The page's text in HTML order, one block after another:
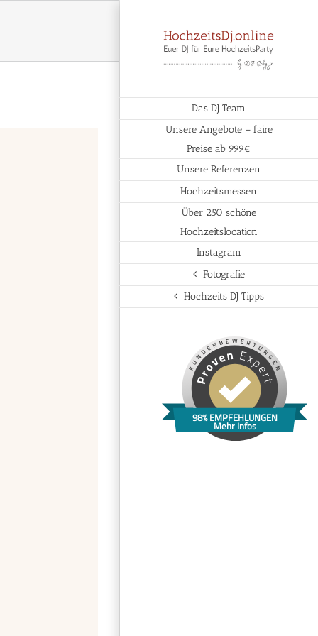
Das DJ Team
Unsere Angebote – faire
Preise ab 999€
Unsere Referenzen
Hochzeitsmessen
Über 250 schöne
Hochzeitslocation
Instagram
Fotografie
Hochzeits DJ Tipps
98% EMPFEHLUNGEN
Mehr Infos